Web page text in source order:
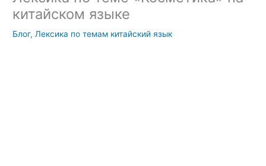
китайском языке
Блог, Лексика по темам китайский язык